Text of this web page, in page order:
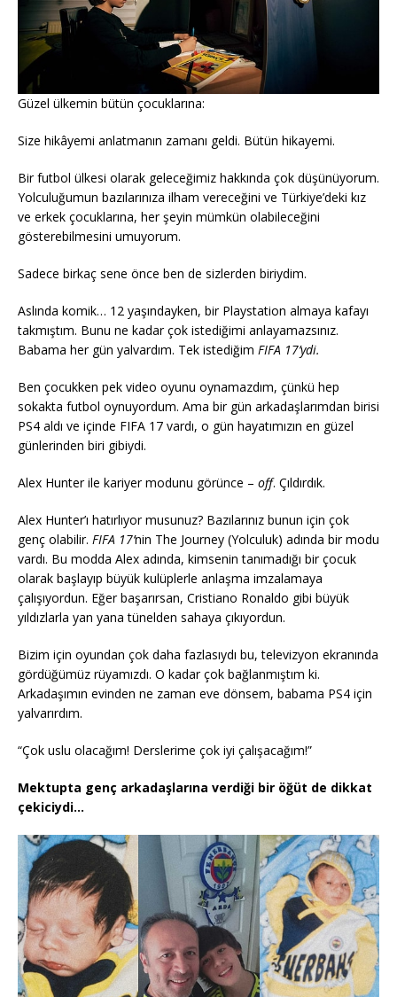
Güzel ülkemin bütün çocuklarına:
Size hikâyemi anlatmanın zamanı geldi. Bütün hikayemi.
Bir futbol ülkesi olarak geleceğimiz hakkında çok düşünüyorum.
Yolculuğumun bazılarınıza ilham vereceğini ve Türkiye’deki kız
ve erkek çocuklarına, her şeyin mümkün olabileceğini
gösterebilmesini umuyorum.
Sadece birkaç sene önce ben de sizlerden biriydim.
Aslında komik… 12 yaşındayken, bir Playstation almaya kafayı
takmıştım. Bunu ne kadar çok istediğimi anlayamazsınız.
Babama her gün yalvardım. Tek istediğim FIFA 17’ydi.
Ben çocukken pek video oyunu oynamazdım, çünkü hep
sokakta futbol oynuyordum. Ama bir gün arkadaşlarımdan birisi
PS4 aldı ve içinde FIFA 17 vardı, o gün hayatımızın en güzel
günlerinden biri gibiydi.
Alex Hunter ile kariyer modunu görünce – off. Çıldırdık.
Alex Hunter’ı hatırlıyor musunuz? Bazılarınız bunun için çok
genç olabilir. FIFA 17’nin The Journey (Yolculuk) adında bir modu
vardı. Bu modda Alex adında, kimsenin tanımadığı bir çocuk
olarak başlayıp büyük kulüplerle anlaşma imzalamaya
çalışıyordun. Eğer başarırsan, Cristiano Ronaldo gibi büyük
yıldızlarla yan yana tünelden sahaya çıkıyordun.
Bizim için oyundan çok daha fazlasıydı bu, televizyon ekranında
gördüğümüz rüyamızdı. O kadar çok bağlanmıştım ki.
Arkadaşımın evinden ne zaman eve dönsem, babama PS4 için
yalvarırdım.
“Çok uslu olacağım! Derslerime çok iyi çalışacağım!”
Mektupta genç arkadaşlarına verdiği bir öğüt de dikkat
çekiciydi…